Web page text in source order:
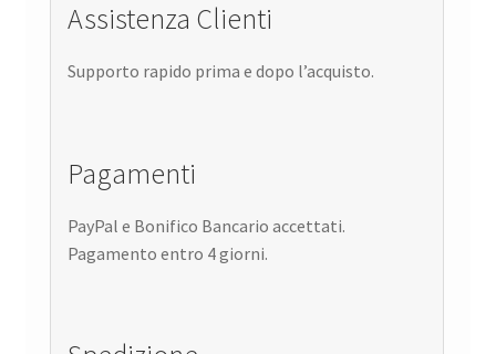
Assistenza Clienti
Supporto rapido prima e dopo l’acquisto.
Pagamenti
PayPal e Bonifico Bancario accettati.
Pagamento entro 4 giorni.